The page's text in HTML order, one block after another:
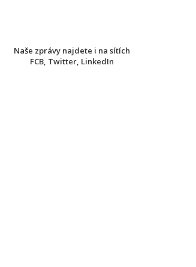
Naše zprávy najdete i na sítích
FCB, Twitter, LinkedIn